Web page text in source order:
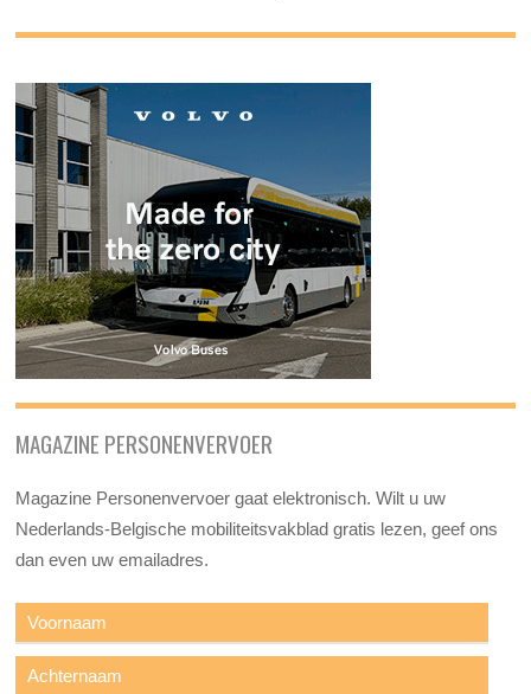
MAGAZINE PERSONENVERVOER
Magazine Personenvervoer gaat elektronisch. Wilt u uw
Nederlands-Belgische mobiliteitsvakblad gratis lezen, geef ons
dan even uw emailadres.